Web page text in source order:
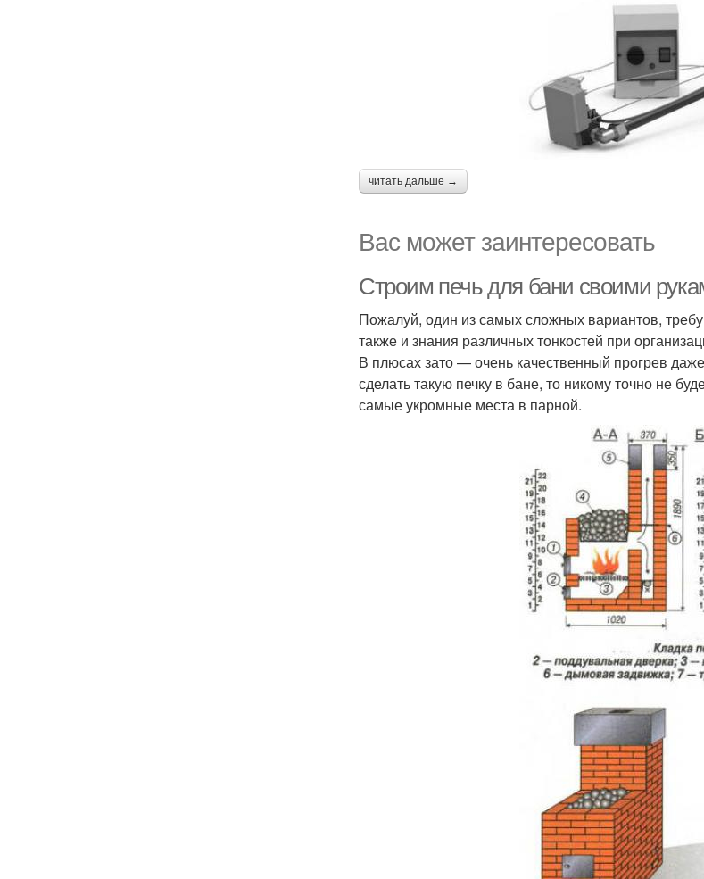
читать дальше →
Вас может заинтересовать
Строим печь для бани своими
Пожалуй, один из самых сложных вариантов,
также и знания различных тонкостей при
В плюсах зато — очень качественный прогрев
сделать такую печку в бане, то никому точно не
самые укромные места в парной.